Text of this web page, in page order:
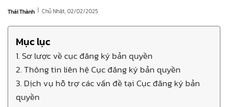
Thái Thành | Chủ Nhật, 02/02/2025
Mục lục
1. Sơ lược về cục đăng ký bản quyền
2. Thông tin liên hệ Cục đăng ký bản quyền
3. Dịch vụ hỗ trợ các vấn đề tại Cục đăng ký bản
quyền